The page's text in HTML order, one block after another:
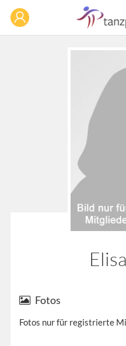
Fotos
Fotos nur für registrierte